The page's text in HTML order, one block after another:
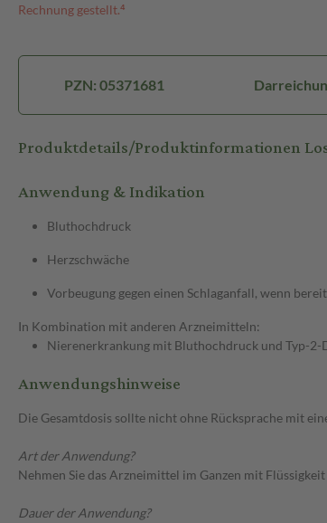
Rechnung gestellt.⁴
PZN: 05371681
Produktdetails/Produktinformationen
Anwendung & Indikation
Bluthochdruck
Herzschwäche
Vorbeugung gegen einen Schlaganfall, wenn
In Kombination mit anderen Arzneimitteln:
Nierenerkrankung mit Bluthochdruck und Typ-2-
Anwendungshinweise
Die Gesamtdosis sollte nicht ohne Rücksprache mit
Art der Anwendung?
Nehmen Sie das Arzneimittel im Ganzen mit Flüssigkeit
Dauer der Anwendung?